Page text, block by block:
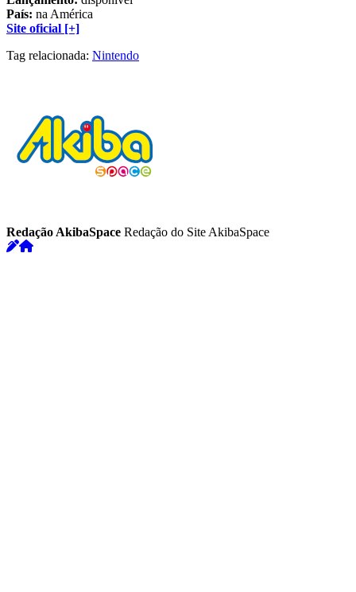
País: na América
Site oficial [+]
Tag relacionada: Nintendo
Redação AkibaSpace Redação do Site AkibaSpace